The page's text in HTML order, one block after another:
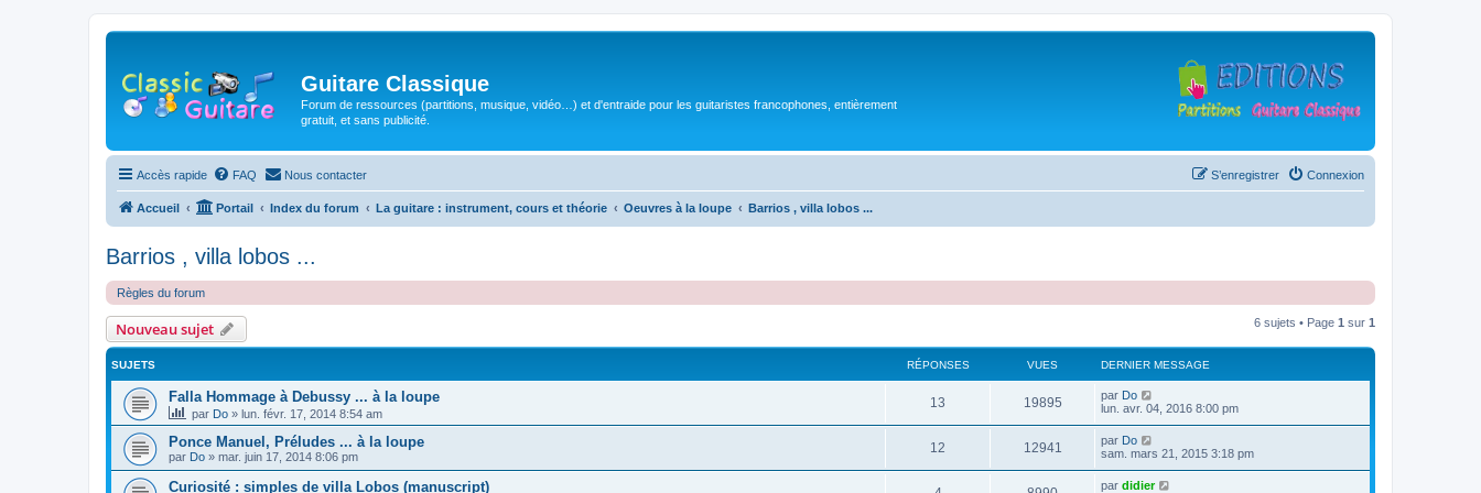
Guitare Classique
Forum de ressources (partitions, musique, vidéo…) et d'entraide pour les guitaristes francophones, entièrement
gratuit, et sans publicité.
Accès rapide FAQ Nous contacter Connexion
S’enregistrer
Accueil Portail Index du forum La guitare : instrument, cours et théorie Oeuvres à la loupe Barrios , villa lobos ...
Barrios , villa lobos ...
Règles du forum
Nouveau sujet 6 sujets • Page 1 sur 1
SUJETS RÉPONSES VUES DERNIER MESSAGE
Falla Hommage à Debussy ... à la loupe
par Do » lun. févr. 17, 2014 8:54 am
13
é
19895V
u
D
e
i
e
r
m
par Do
lun. avr. 04, 2016 8:00 pm
Ponce Manuel, Préludes ... à la loupe
par Do » mar. juin 17, 2014 8:06 pm
12
é
12941
u
D
e
par Do
sam. mars 21, 2015 3:18 pm
Curiosité : simples de villa Lobos (manuscript)
D
par didier